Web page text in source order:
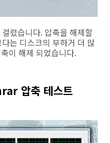
렸습니다. 압축을 해제할
는 디스크의 부하거 더 많
이 해제 되었습니다.
압축 테스트